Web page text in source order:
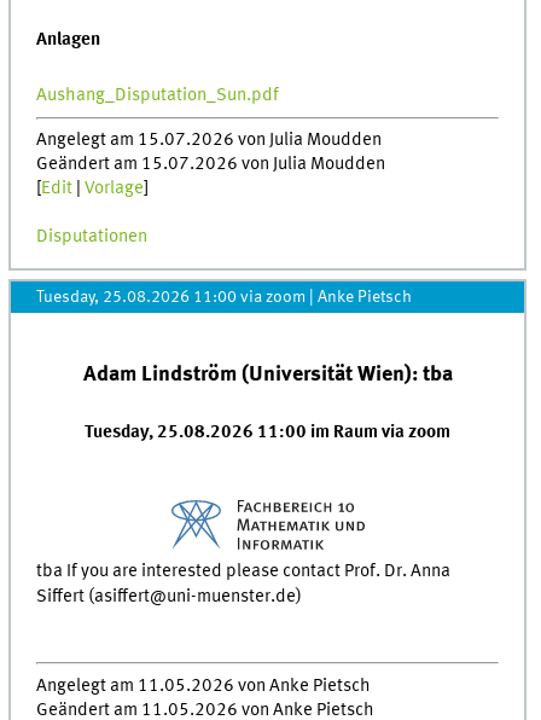
Anlagen
Aushang_Disputation_Sun.pdf
Angelegt am 15.07.2026 von Julia Moudden
Geändert am 15.07.2026 von Julia Moudden
Edit |Vorlage
Disputationen
Tuesday, 25.08.2026 11:00 via zoom |Anke Pietsch
Adam Lindström (Universität Wien): tba
Tuesday, 25.08.2026 11:00 im Raum via zoom
tba If you are interested please contact Prof. Dr. Anna
Siffert (asiffert@uni-muenster.de)
Angelegt am 11.05.2026 von Anke Pietsch
Geändert am 11.05.2026 von Anke Pietsch